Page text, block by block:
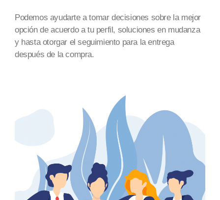
Podemos ayudarte a tomar decisiones sobre la mejor
opción de acuerdo a tu perfil, soluciones en mudanza
y hastaotorgar el seguimiento para la entrega
después de la compra.